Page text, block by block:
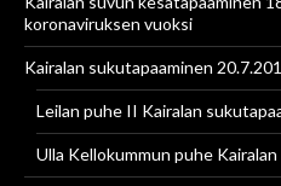
koronaviruksen vuoksi
Kairalan sukutapaaminen
Leilan puhe II Kairalan
Ulla Kellokummun puhe